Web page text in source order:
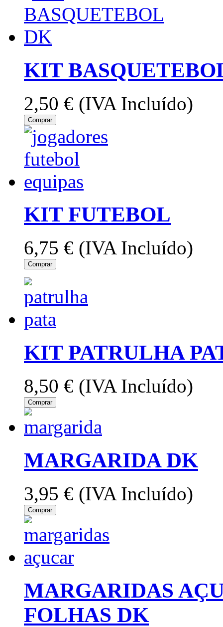
KIT
2,50 € (IVA Incluído)
Comprar
KIT FUTEBOL
6,75 € (IVA Incluído)
Comprar
KIT PATRULHA
8,50 € (IVA Incluído)
Comprar
MARGARIDA DK
3,95 € (IVA Incluído)
Comprar
MARGARIDAS
FOLHAS DK